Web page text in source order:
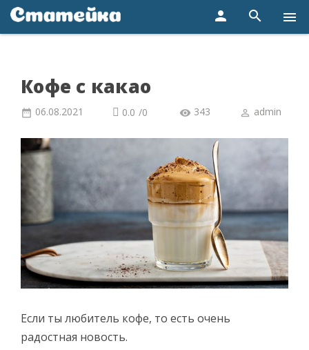
person search menu
Кофе с какао
06.08.2021 0.0 /0 343 admin
Если ты любитель кофе, то есть очень
радостная новость.